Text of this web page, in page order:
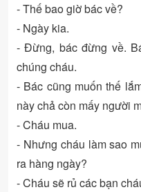
- Thế bao giờ bác về?
- Ngày kia.
- Đừng, bác đừng về.
chúng cháu.
- Bác cũng muốn thế
này chả còn mấy người
- Cháu mua.
- Nhưng cháu làm sao
ra hàng ngày?
- Cháu sẽ rủ các bạn